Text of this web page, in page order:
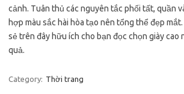
cảnh. Tuân thủ các nguyên tắc phối tất, quần
hợp màu sắc hài hòa tạo nên tổng thể đẹp
sẻ trên đây hữu ích cho bạn đọc chọn giày cao
quả.
Category: Thời trang